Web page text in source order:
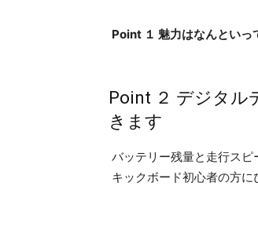
Point １ 魅力はなんとい
Point ２ デジタル
きます
バッテリー残量と走行ス
キックボード初心者の方に